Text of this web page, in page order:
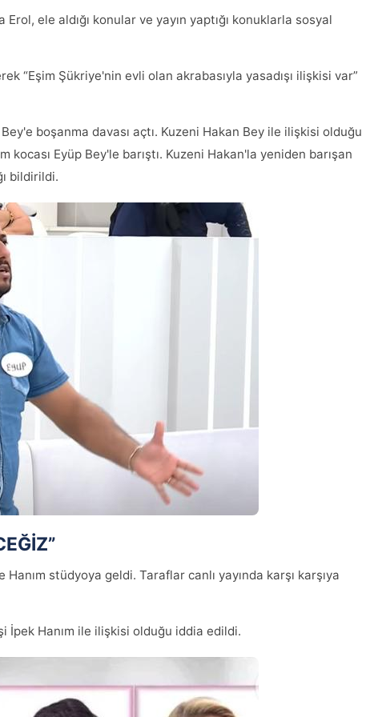
Erol, ele aldığı konular ve yayın yaptığı konuklarla sosyal
“Eşim Şükriye'nin evli olan akrabasıyla yasadışı ilişkisi var”
boşanma davası açtı. Kuzeni Hakan Bey ile ilişkisi olduğu
kocası Eyüp Bey'le barıştı. Kuzeni Hakan'la yeniden barışan
bildirildi.
stüdyoya geldi. Taraflar canlı yayında karşı karşıya
İpek Hanım ile ilişkisi olduğu iddia edildi.